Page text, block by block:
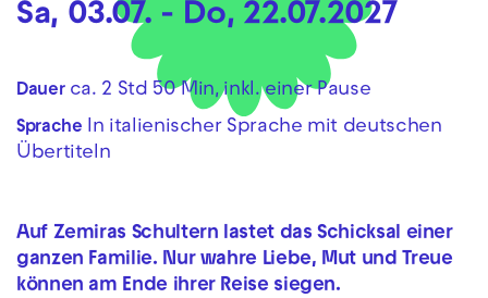
Sa, 03.07. - Do, 22.07.2027
Dauer ca. 2 Std 50 Min, inkl. einer Pause
Sprache In italienischer Sprache mit deutschen
Übertiteln
Auf Zemiras Schultern lastet das Schicksal einer
ganzen Familie. Nur wahre Liebe, Mut und Treue
können am Ende ihrer Reise siegen.